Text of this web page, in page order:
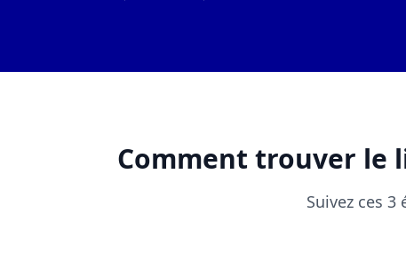
Comment trouver le
Suivez ces